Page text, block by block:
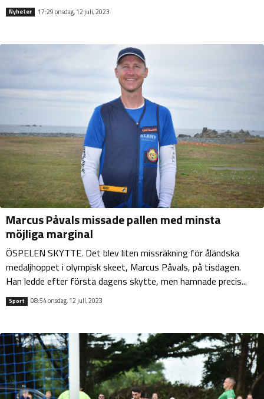
Nyheter 17:29 onsdag, 12 juli, 2023
Marcus Påvals missade pallen med minsta
möjliga marginal
ÖSPELEN SKYTTE. Det blev liten missräkning för åländska
medaljhoppet i olympisk skeet, Marcus Påvals, på tisdagen.
Han ledde efter första dagens skytte, men hamnade precis...
Sport 08:54 onsdag, 12 juli, 2023